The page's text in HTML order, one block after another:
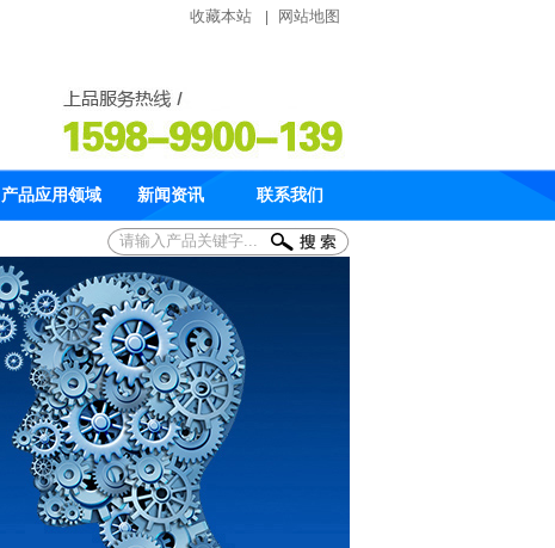
收藏本站 网站地图
产品应用领域 新闻资讯 联系我们